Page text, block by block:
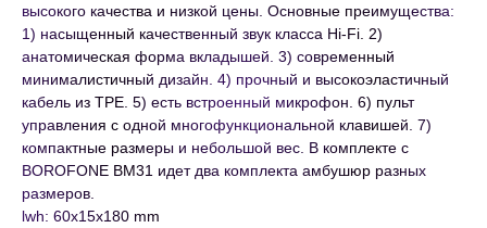
высокого качества и низкой цены. Основные преимущества:
1) насыщенный качественный звук класса Hi-Fi. 2)
анатомическая форма вкладышей. 3) современный
минималистичный дизайн. 4) прочный и высокоэластичный
кабель из TPE. 5) есть встроенный микрофон. 6) пульт
управления с одной многофункциональной клавишей. 7)
компактные размеры и небольшой вес. В комплекте с
BOROFONE BM31 идет два комплекта амбушюр разных
размеров.
lwh: 60x15x180 mm